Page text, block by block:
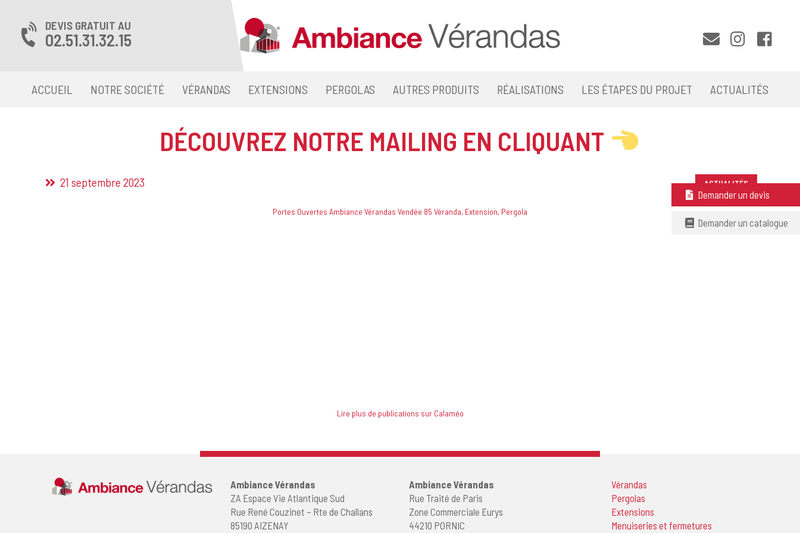
DEVIS GRATUIT AU
02.51.31.32.15
ACCUEIL NOTRE SOCIÉTÉ VÉRANDAS EXTENSIONS PERGOLAS AUTRES PRODUITS RÉALISATIONS LES ÉTAPES DU PROJET ACTUALITÉS
Demander un devis
Demander un catalogue
DÉCOUVREZ NOTRE MAILING EN CLIQUANT
21 septembre 2023 ACTUALITÉS
Portes Ouvertes Ambiance Vérandas Vendée 85 Véranda, Extension, Pergola
Lire plus de publications sur Calaméo
Ambiance Vérandas
ZA Espace Vie Atlantique Sud
Rue René Couzinet – Rte de Challans
85190 AIZENAY
Ambiance Vérandas
Rue Traité de Paris
Zone Commerciale Eurys
44210 PORNIC
Vérandas
Pergolas
Extensions
Menuiseries et fermetures